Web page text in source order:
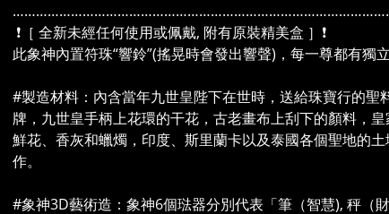
❗［ 全新未經任何使用或佩戴, 附有原裝精美盒 ］❗
此象神內置符珠“響鈴”(搖晃時會發出響聲)，每一尊都有獨
#製造材料：內含當年九世皇陛下在世時，送給珠寶行的聖
牌，九世皇手柄上花環的干花，古老畫布上刮下的顏料，
鮮花、香灰和蠟燭，印度、斯里蘭卡以及泰國各個聖地的
作。
#象神3D藝術造：象神6個琺器分別代表「筆（智慧), 秤（